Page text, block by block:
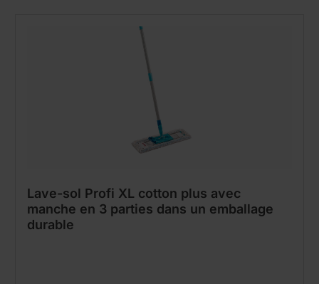
Lave-sol Profi XL cotton plus avec
manche en 3 parties dans un emballage
durable